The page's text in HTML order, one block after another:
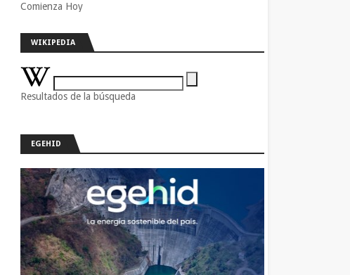
Comienza Hoy
WIKIPEDIA
Resultados de la búsqueda
EGEHID